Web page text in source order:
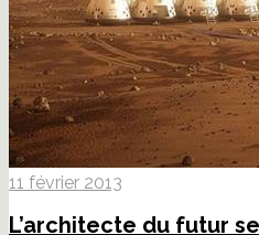
11 février 2013
L’architecte du futur